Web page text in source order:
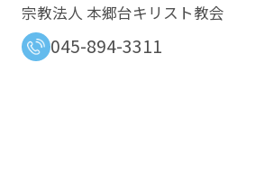
宗教法人 本郷台キリスト教会
045-894-3311